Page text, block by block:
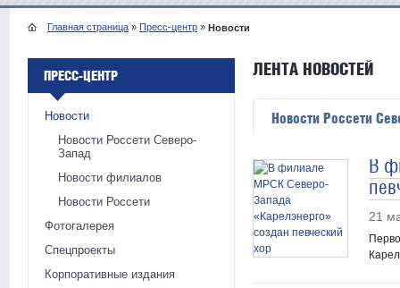
Главная страница » Пресс-центр » Новости
ПРЕСС-ЦЕНТР
Новости
Новости Россети Северо-
Запад
Новости филиалов
Новости Россети
Фотогалерея
Спецпроекты
Корпоративные издания
ЛЕНТА НОВОСТЕЙ
Новости Россети
В
21